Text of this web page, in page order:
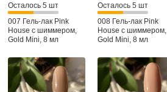
Осталось 5 шт
007 Гель-лак Pink
House с шиммером,
Gold Mini, 8 мл
Осталось 5 шт
008 Гель-лак Pink
House с шиммером,
Gold Mini, 8 мл